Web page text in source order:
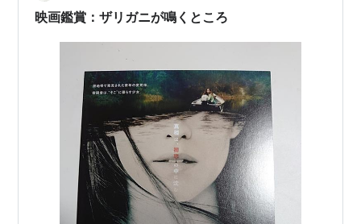
いけないので お弁当作りは今日はやめときました。 思わ
映画鑑賞：ザリガニが鳴くところ